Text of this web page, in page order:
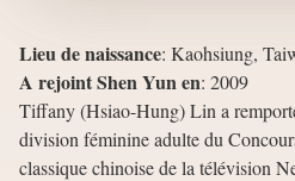
Lieu de naissance: Kaohsiung,
A rejoint Shen Yun en: 2009
Tiffany (Hsiao-Hung) Lin a
division féminine adulte du
classique chinoise de la télévision